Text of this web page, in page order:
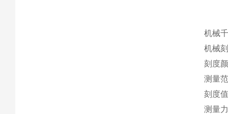
机械
机械
刻度
测量
刻度
测量